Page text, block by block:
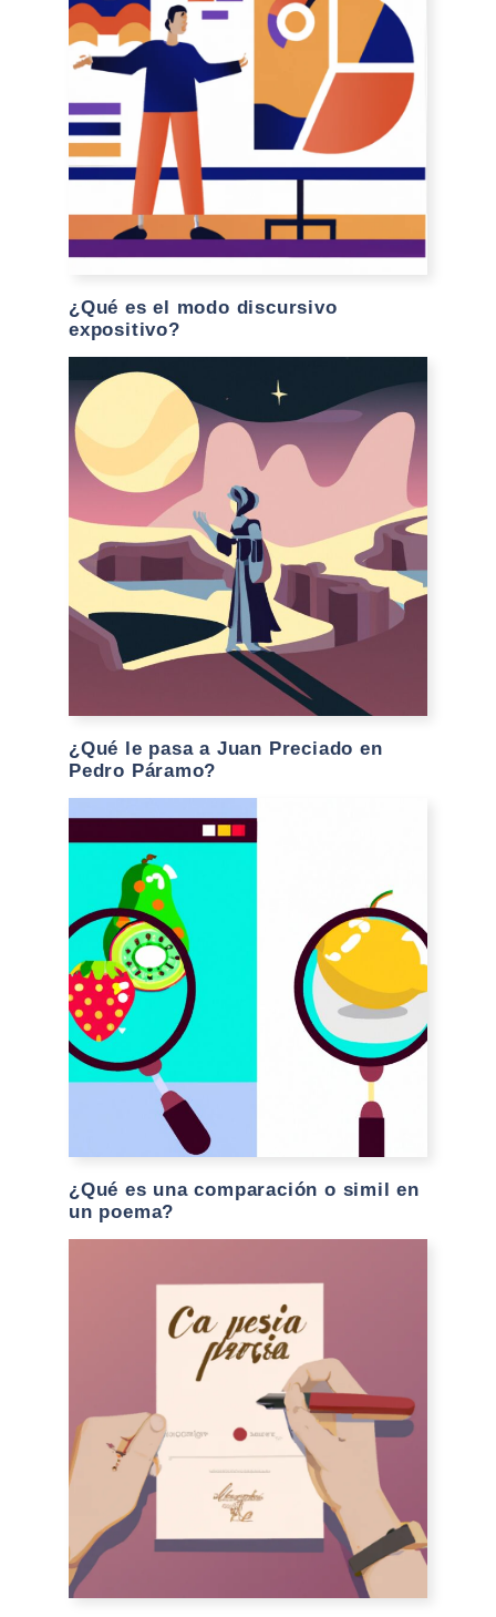
¿Qué es el modo discursivo
expositivo?
¿Qué le pasa a Juan Preciado en
Pedro Páramo?
¿Qué es una comparación o simil en
un poema?